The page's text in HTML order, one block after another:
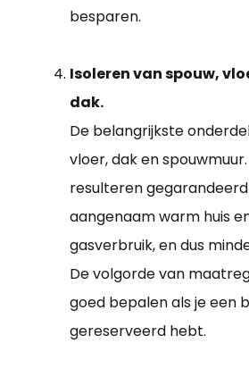
besparen.
Isoleren van spouw,
dak.
De belangrijkste
vloer, dak en
resulteren
aangenaam warm huis
gasverbruik, en dus
De volgorde van
goed bepalen als je een
gereserveerd hebt.